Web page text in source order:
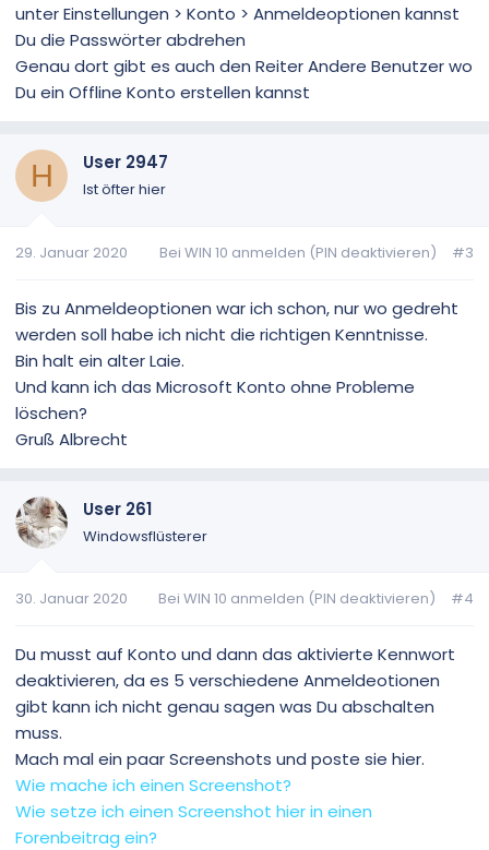
unter Einstellungen > Konto > Anmeldeoptionen kannst
Du die Passwörter abdrehen
Genau dort gibt es auch den Reiter Andere Benutzer wo
Du ein Offline Konto erstellen kannst
H User 2947
Ist öfter hier
29. Januar 2020 Bei WIN 10 anmelden (PIN deaktivieren) #3
Bis zu Anmeldeoptionen war ich schon, nur wo gedreht
werden soll habe ich nicht die richtigen Kenntnisse.
Bin halt ein alter Laie.
Und kann ich das Microsoft Konto ohne Probleme
löschen?
Gruß Albrecht
User 261
Windowsflüsterer
30. Januar 2020 Bei WIN 10 anmelden (PIN deaktivieren) #4
Du musst auf Konto und dann das aktivierte Kennwort
deaktivieren, da es 5 verschiedene Anmeldeotionen
gibt kann ich nicht genau sagen was Du abschalten
muss.
Mach mal ein paar Screenshots und poste sie hier.
Wie mache ich einen Screenshot?
Wie setze ich einen Screenshot hier in einen
Forenbeitrag ein?